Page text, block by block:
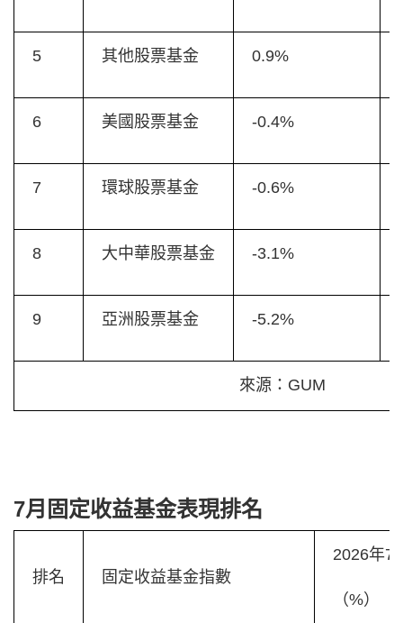
5 其他股票基金 0.9%
6 美國股票基金 -0.4%
7 環球股票基金 -0.6%
8 大中華股票基金 -3.1%
9 亞洲股票基金 -5.2%
來源：GUM
7月固定收益基金表現排名
排名 固定收益基金指數
2026年7
（%）